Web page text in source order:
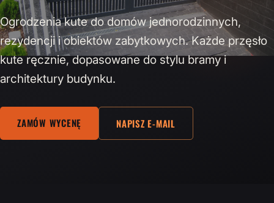
Ogrodzenia kute do domów jednorodzinnych,
rezydencji i obiektów zabytkowych. Każde przęsło
kute ręcznie, dopasowane do stylu bramy i
architektury budynku.
ZAMÓW WYCENĘ NAPISZ E-MAIL